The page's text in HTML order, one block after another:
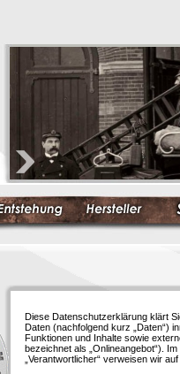
Diese Datenschutzerklärung klärt
Daten (nachfolgend kurz „Daten“)
Funktionen und Inhalte sowie
bezeichnet als „Onlineangebot“).
„Verantwortlicher“ verweisen wir